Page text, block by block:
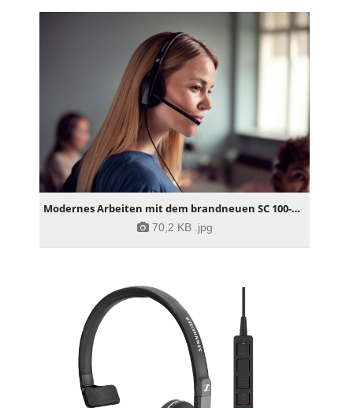
Modernes Arbeiten mit dem brandneuen SC 100-Headset
70,2 KB .jpg